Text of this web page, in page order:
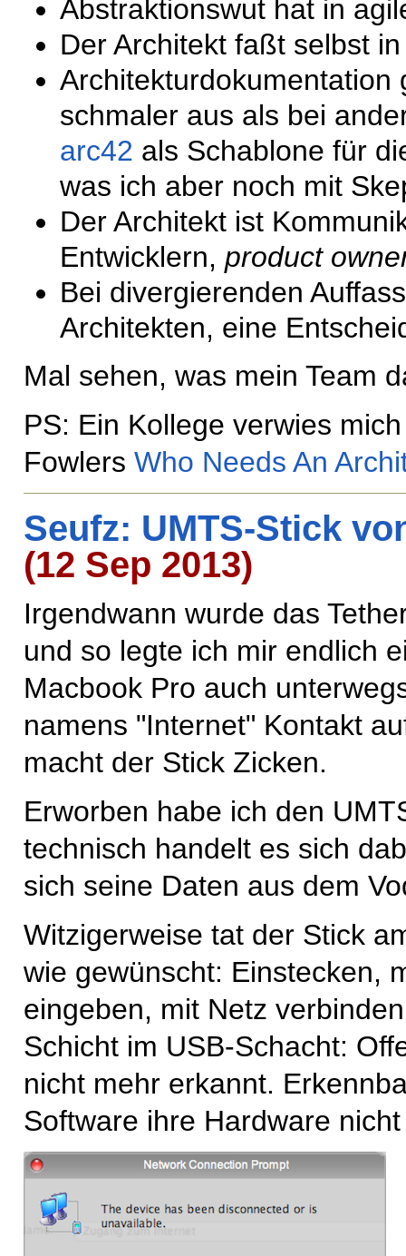
Abstraktionswut hat in
Der Architekt faßt selbst
Architekturdokumentation
schmaler aus als bei
arc42 als Schablone für
was ich aber noch mit
Der Architekt ist
Entwicklern, product
Bei divergierenden
Architekten, eine
Mal sehen, was mein Team
PS: Ein Kollege verwies
Fowlers Who Needs An
Seufz: UMTS-Stick
(12 Sep 2013)
Irgendwann wurde das
und so legte ich mir endlich
Macbook Pro auch
namens "Internet" Kontakt
macht der Stick Zicken.
Erworben habe ich den
technisch handelt es sich
sich seine Daten aus dem
Witzigerweise tat der Stick
wie gewünscht: Einstecken,
eingeben, mit Netz
Schicht im USB-Schacht:
nicht mehr erkannt.
Software ihre Hardware